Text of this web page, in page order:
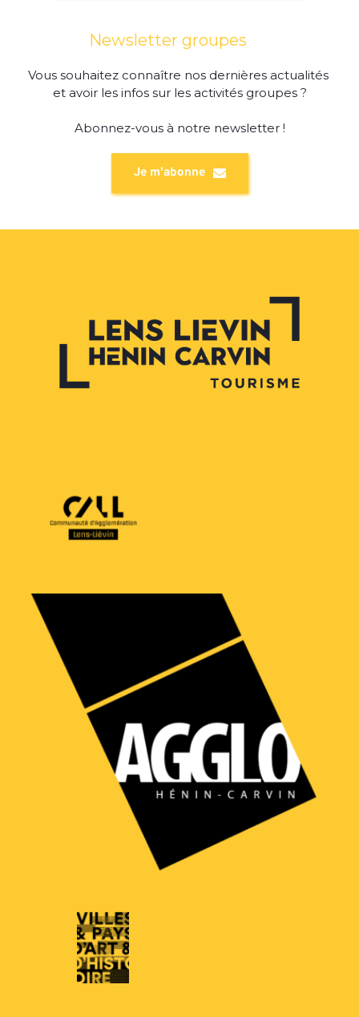
Newsletter groupes
et avoir les infos sur les activités groupes ?
Abonnez-vous à notre newsletter !
Je m'abonne